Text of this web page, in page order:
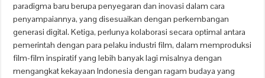
paradigma baru berupa penyegaran dan inovasi dalam cara
penyampaiannya, yang disesuaikan dengan perkembangan
generasi digital. Ketiga, perlunya kolaborasi secara optimal antara
pemerintah dengan para pelaku industri film, dalam memproduksi
film-film inspiratif yang lebih banyak lagi misalnya dengan
mengangkat kekayaan Indonesia dengan ragam budaya yang